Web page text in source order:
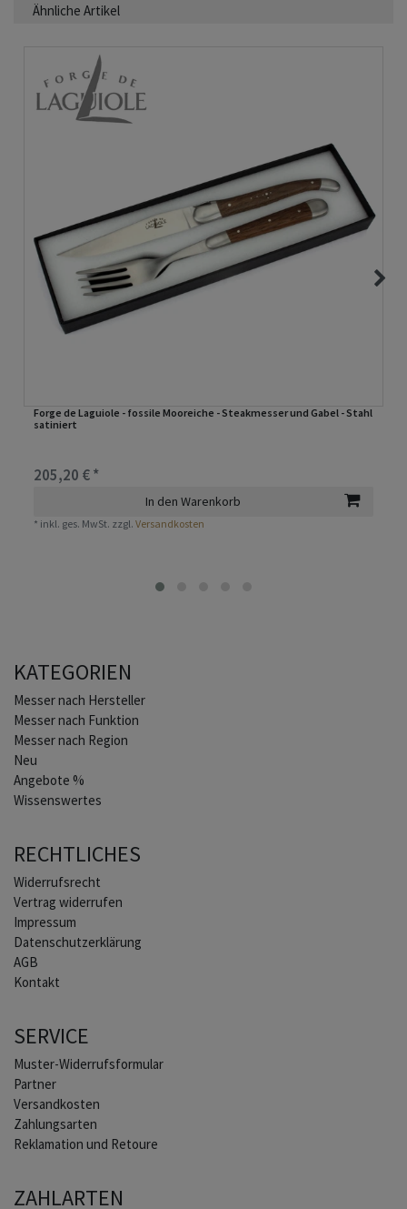
Ähnliche Artikel
Forge de Laguiole - fossile Mooreiche - Steakmesser und Gabel - Stahl
satiniert
205,20 € *
In den Warenkorb
* inkl. ges. MwSt. zzgl.Versandkosten
KATEGORIEN
Home
Messer nach Hersteller
Messer nach Funktion
Messer nach Region
Neu
Angebote %
Wissenswertes
RECHTLICHES
Widerrufs­recht
Vertrag widerrufen
Impressum
Daten­schutz­erklärung
AGB
Kontakt
SERVICE
Muster-Widerrufsformular
Partner
Versandkosten
Zahlungsarten
Reklamation und Retoure
ZAHLARTEN